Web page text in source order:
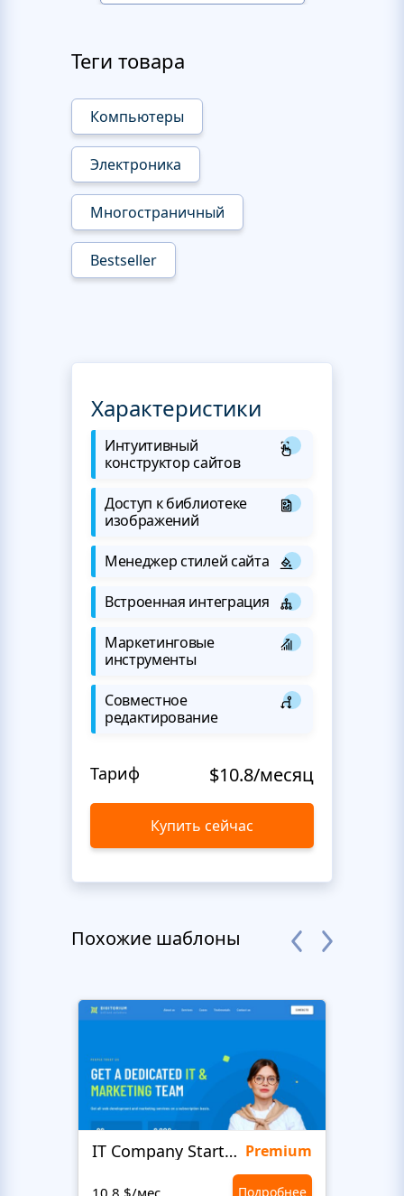
Теги товара
Компьютеры
Электроника
Многостраничный
Bestseller
Характеристики
Интуитивный
конструктор сайтов
Доступ к библиотеке
изображений
Менеджер стилей сайта
Встроенная интеграция
Маркетинговые
инструменты
Совместное
редактирование
Тариф $10.8/месяц
Купить сейчас
Похожие шаблоны
IT Company Startup Premium
Подробнее